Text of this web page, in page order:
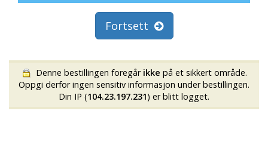
Fortsett
Denne bestillingen foregår ikke på et sikkert område.
Oppgi derfor ingen sensitiv informasjon under bestillingen.
Din IP (104.23.197.231) er blitt logget.